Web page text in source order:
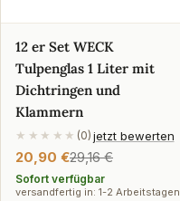
12 er Set WECK
Tulpenglas 1 Liter mit
Dichtringen und
Klammern
★★★★★ (0) jetzt bewerten
Verkaufspreis
20,90 €
Regulärer
Preis
29,16 €
Sofort verfügbar
versandfertig in: 1-2 Arbeitstagen